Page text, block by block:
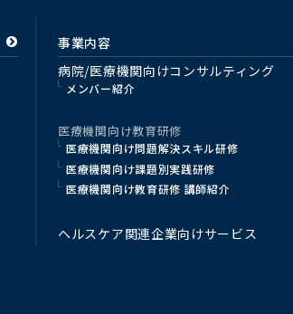
事業内容
病院/医療機関向けコンサルティング
メンバー紹介
医療機関向け教育研修
医療機関向け問題解決スキル研修
医療機関向け課題別実践研修
医療機関向け教育研修 講師紹介
ヘルスケア関連企業向けサービス